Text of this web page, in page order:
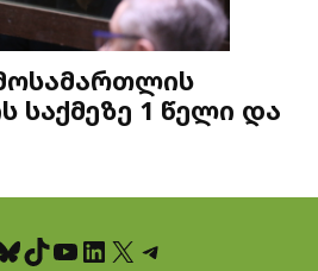
საქმეზე 1 წელი და
TikTok YouTube LinkedIn X Telegram